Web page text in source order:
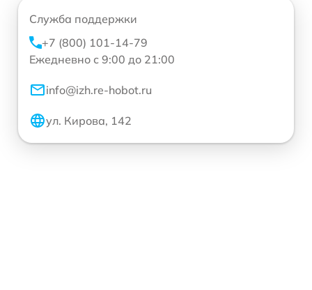
Служба поддержки
+7 (800) 101-14-79
Ежедневно с 9:00 до 21:00
info@izh.re-hobot.ru
ул. Кирова, 142